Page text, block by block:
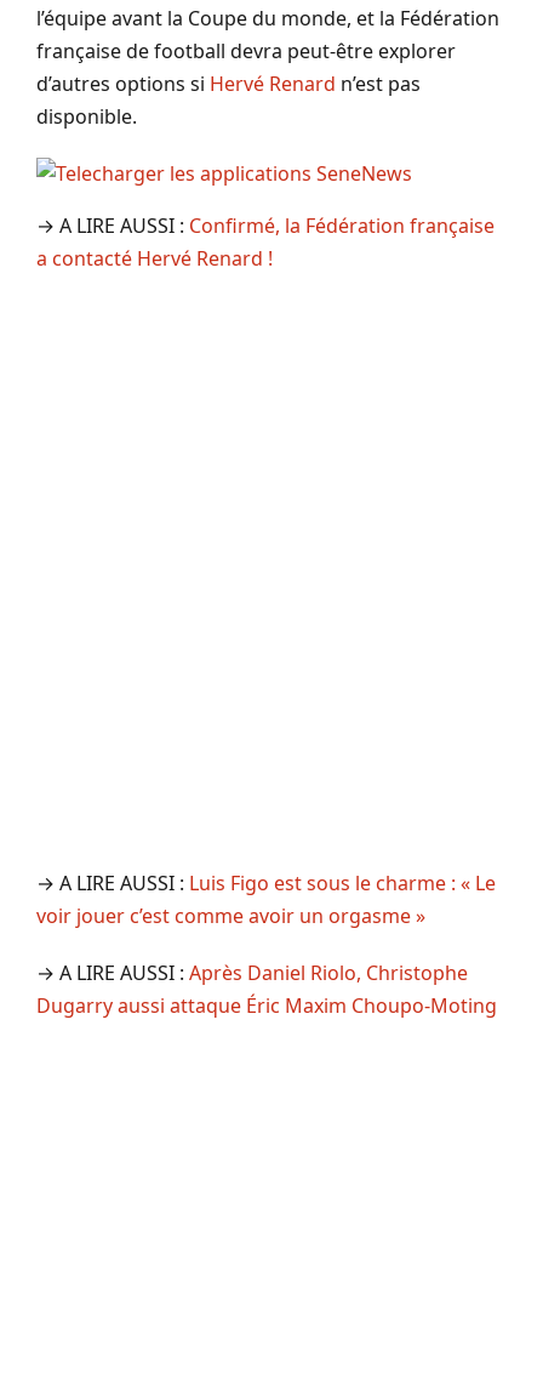
l’équipe avant la Coupe du monde, et la Fédération
française de football devra peut-être explorer
d’autres options si Hervé Renard n’est pas
disponible.
→ A LIRE AUSSI : Confirmé, la Fédération française
a contacté Hervé Renard !
→ A LIRE AUSSI : Luis Figo est sous le charme : « Le
voir jouer c’est comme avoir un orgasme »
→ A LIRE AUSSI : Après Daniel Riolo, Christophe
Dugarry aussi attaque Éric Maxim Choupo-Moting